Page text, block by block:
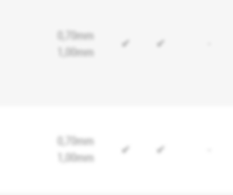
0,70mm
1,00mm
✔ ✔
0,70mm
1,00mm
✔ ✔